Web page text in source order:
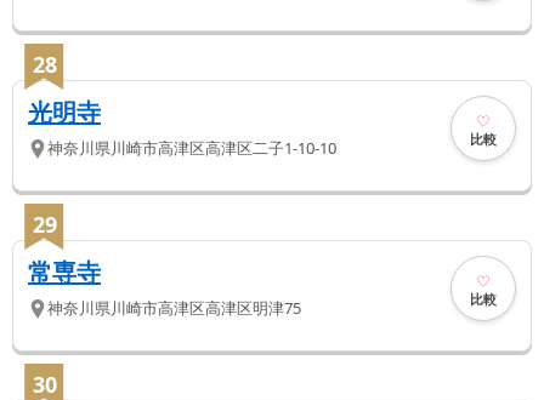
28
光明寺
神奈川県川崎市高津区高津区二子1-10-10 比較
29
常専寺
神奈川県川崎市高津区高津区明津75 比較
30